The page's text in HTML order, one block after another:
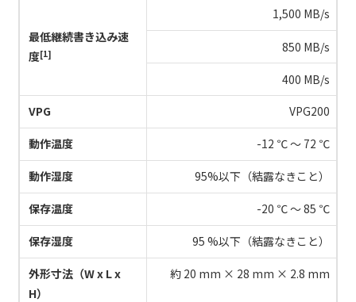
最低継続書き込み速
度[1]
1,500 MB/s
850 MB/s
400 MB/s
VPG VPG200
動作温度 -12 ℃ ～ 72 ℃
動作湿度 95%以下（結露なきこと）
保存温度 -20 ℃ ～ 85 ℃
保存湿度 95 %以下（結露なきこと）
外形寸法（W x L x
H）
約 20 mm × 28 mm × 2.8 mm